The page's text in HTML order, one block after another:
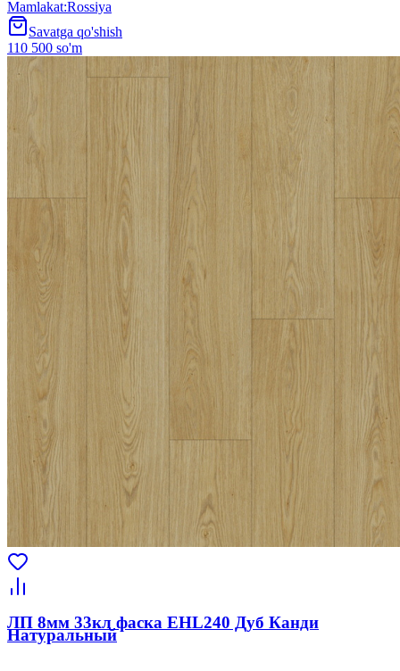
Mamlakat:Rossiya
Savatga qo'shish
110 500 so'm
ЛП 8мм 33кл фаска EHL240 Дуб Канди
Натуральный